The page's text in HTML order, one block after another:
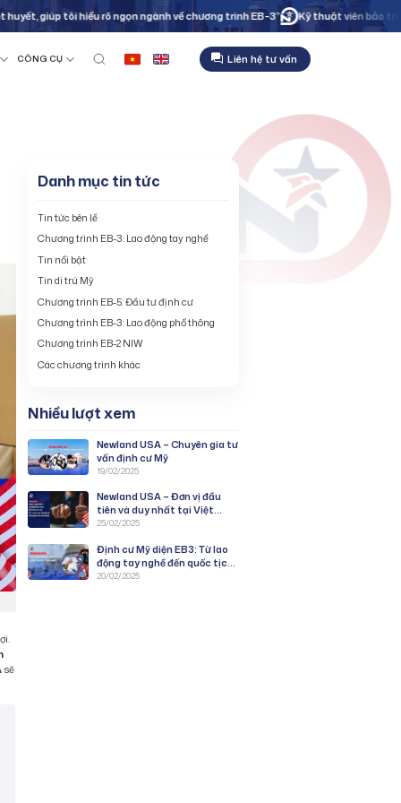
tôi hiểu rõ ngọn ngành về chương trình EB-3” Kỹ thuật viên bảo trì công
CÔNG CỤ Liên hệ tư vấn
sẽ
Danh mục tin tức
Tin tức bên lề
Chương trình EB-3: Lao động tay nghề
Tin nổi bật
Tin di trú Mỹ
Chương trình EB-5: Đầu tư định cư
Chương trình EB-3: Lao động phổ thông
Chương trình EB-2 NIW
Các chương trình khác
Nhiều lượt xem
Newland USA – Chuyên gia tư
vấn định cư Mỹ
19/02/2025
Newland USA – Đơn vị đầu
tiên và duy nhất tại Việt
Nam được duyệt PWD
Tay Nghề
25/02/2025
Định cư Mỹ diện EB3: Từ lao
động tay nghề đến quốc tịch
Mỹ
20/02/2025